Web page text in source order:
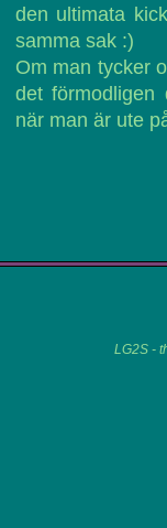
den ultimata
samma sak :)
Om man tycker
det förmodligen
när man är ute
LG2S -